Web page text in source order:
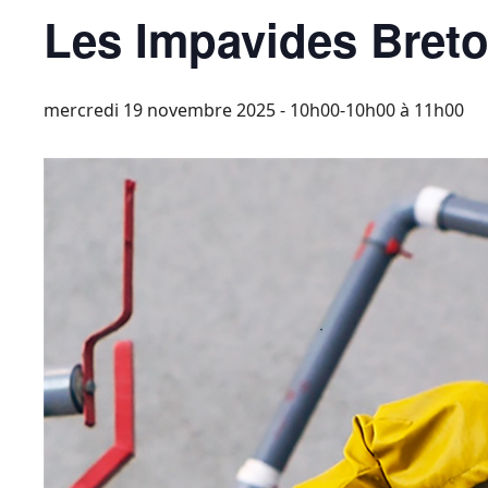
Les Impavides
mercredi 19 novembre 2025 - 10h00-10h00à 11h00